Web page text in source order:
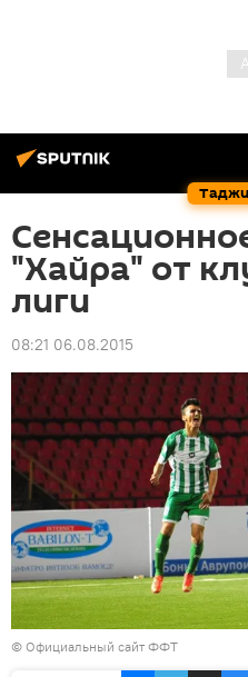
"Хайра" от
лиги
08:21 06.08.2015
© Официальный сайт ФФТ